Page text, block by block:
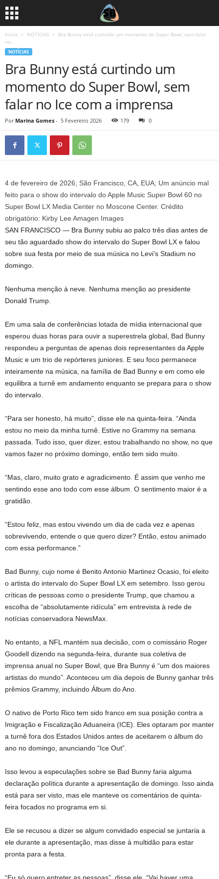
Início NOTÍCIAS
Bra Bunny está curtindo um momento do Super Bowl, sem falar
no...
NOTÍCIAS
Bra Bunny está curtindo um
momento do Super Bowl, sem
falar no Ice com a imprensa
Por Marina Gomes - 5 Fevereiro 2026 179 0
4 de fevereiro de 2026; São Francisco, CA, EUA; Um anúncio mal
feito para o show do intervalo do Apple Music Super Bowl 60 no
Super Bowl LX Media Center no Moscone Center. Crédito
obrigatório: Kirby Lee Amagen Images
SAN FRANCISCO — Bra Bunny subiu ao palco três dias antes de
seu tão aguardado show do intervalo do Super Bowl LX e falou
sobre sua festa por meio de sua música no Levi’s Stadium no
domingo.
Nenhuma menção à neve. Nenhuma menção ao presidente
Donald Trump.
Em uma sala de conferências lotada de mídia internacional que
esperou duas horas para ouvir a superestrela global, Bad Bunny
respondeu a perguntas de apenas dois representantes da Apple
Music e um trio de repórteres juniores. E seu foco permanece
inteiramente na música, na família de Bad Bunny e em como ele
equilibra a turnê em andamento enquanto se prepara para o show
do intervalo.
“Para ser honesto, há muito”, disse ele na quinta-feira. “Ainda
estou no meio da minha turnê. Estive no Grammy na semana
passada. Tudo isso, quer dizer, estou trabalhando no show, no que
vamos fazer no próximo domingo, então tem sido muito.
“Mas, claro, muito grato e agradicimento. É assim que venho me
sentindo esse ano todo com esse álbum. O sentimento maior é a
gratidão.
“Estou feliz, mas estou vivendo um dia de cada vez e apenas
sobrevivendo, entende o que quero dizer? Então, estou animado
com essa performance.”
Bad Bunny, cujo nome é Benito Antonio Martinez Ocasio, foi eleito
o artista do intervalo do Super Bowl LX em setembro. Isso gerou
críticas de pessoas como o presidente Trump, que chamou a
escolha de “absolutamente ridícula” em entrevista à rede de
notícias conservadora NewsMax.
No entanto, a NFL mantém sua decisão, com o comissário Roger
Goodell dizendo na segunda-feira, durante sua coletiva de
imprensa anual no Super Bowl, que Bra Bunny é “um dos maiores
artistas do mundo”. Aconteceu um dia depois de Bunny ganhar três
prêmios Grammy, incluindo Álbum do Ano.
O nativo de Porto Rico tem sido franco em sua posição contra a
Imigração e Fiscalização Aduaneira (ICE). Eles optaram por manter
a turnê fora dos Estados Unidos antes de aceitarem o álbum do
ano no domingo, anunciando “Ice Out”.
Isso levou a especulações sobre se Bad Bunny faria alguma
declaração política durante a apresentação de domingo. Isso ainda
está para ser visto, mas ele manteve os comentários de quinta-
feira focados no programa em si.
Ele se recusou a dizer se algum convidado especial se juntaria a
ele durante a apresentação, mas disse à multidão para estar
pronta para a festa.